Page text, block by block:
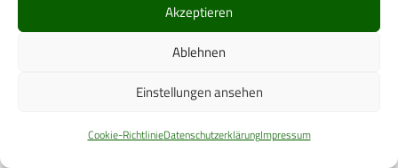
Akzeptieren
Ablehnen
Einstellungen ansehen
Cookie-RichtlinieDatenschutzerklärungImpressum
Mehr
Krieg in der Ukraine –
chirurgisch tätigen